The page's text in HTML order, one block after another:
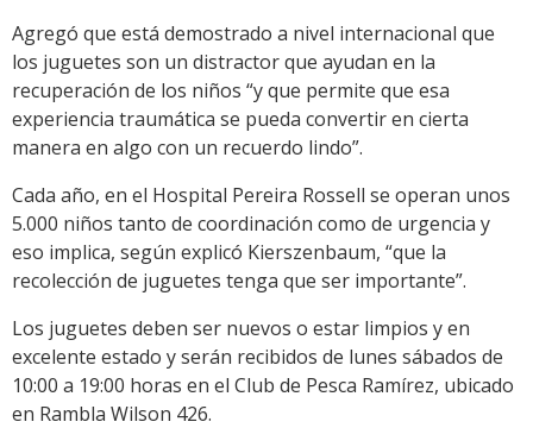
Agregó que está demostrado a nivel internacional que
los juguetes son un distractor que ayudan en la
recuperación de los niños “y que permite que esa
experiencia traumática se pueda convertir en cierta
manera en algo con un recuerdo lindo”.
Cada año, en el Hospital Pereira Rossell se operan unos
5.000 niños tanto de coordinación como de urgencia y
eso implica, según explicó Kierszenbaum, “que la
recolección de juguetes tenga que ser importante”.
Los juguetes deben ser nuevos o estar limpios y en
excelente estado y serán recibidos de lunes sábados de
10:00 a 19:00 horas en el Club de Pesca Ramírez, ubicado
en Rambla Wilson 426.